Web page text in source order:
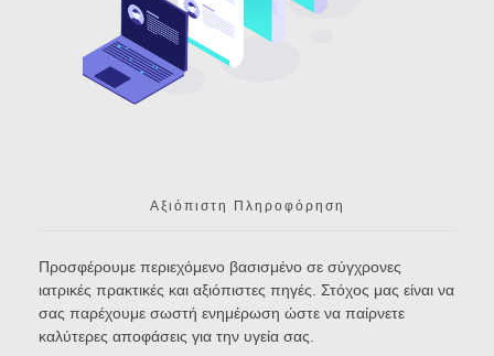
Αξιόπιστη Πληροφόρηση
Προσφέρουμε περιεχόμενο βασισμένο σε σύγχρονες
ιατρικές πρακτικές και αξιόπιστες πηγές. Στόχος μας είναι να
σας παρέχουμε σωστή ενημέρωση ώστε να παίρνετε
καλύτερες αποφάσεις για την υγεία σας.